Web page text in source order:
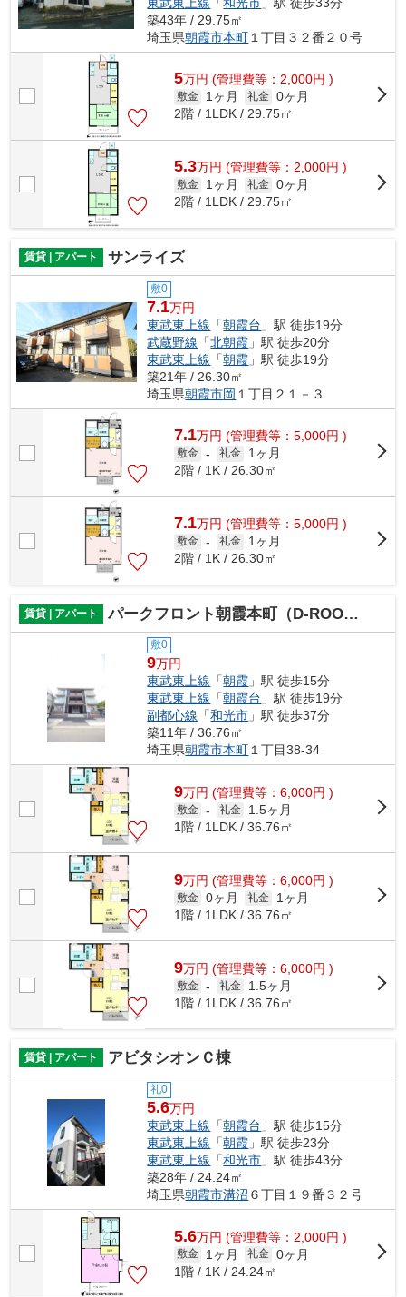
築43年 / 29.75㎡
埼玉県朝霞市本町 １丁目３２番２０号
5万円 (管理費等：2,000円 )
敷金 1ヶ月 礼金 0ヶ月
2階 / 1LDK / 29.75㎡
5.3万円 (管理費等：2,000円 )
敷金 1ヶ月 礼金 0ヶ月
2階 / 1LDK / 29.75㎡
賃貸 | アパート サンライズ
敷0
7.1万円
東武東上線 「朝霞台 」駅 徒歩19分
武蔵野線 「北朝霞 」駅 徒歩20分
東武東上線 「朝霞 」駅 徒歩19分
築21年 / 26.30㎡
埼玉県朝霞市岡 １丁目２１－３
7.1万円 (管理費等：5,000円 )
敷金 - 礼金
1ヶ月
2階 / 1K / 26.30㎡
7.1万円 (管理費等：5,000円 )
敷金 - 礼金
1ヶ月
2階 / 1K / 26.30㎡
賃貸 | アパート パークフロント朝霞本町（D-ROOM）
敷0
9万円
東武東上線 「朝霞 」駅 徒歩15分
東武東上線 「朝霞台 」駅 徒歩19分
副都心線 「和光市 」駅 徒歩37分
築11年 / 36.76㎡
埼玉県朝霞市本町１丁目38-34
9万円 (管理費等：6,000円 )
敷金 - 礼金
1.5ヶ月
1階 / 1LDK / 36.76㎡
9万円 (管理費等：6,000円 )
敷金 0ヶ月 礼金
1ヶ月
1階 / 1LDK / 36.76㎡
9万円 (管理費等：6,000円 )
敷金 - 礼金
1.5ヶ月
1階 / 1LDK / 36.76㎡
賃貸 | アパート アビタシオンＣ棟
礼0
5.6万円
東武東上線 「朝霞台 」駅 徒歩15分
東武東上線 「朝霞 」駅 徒歩23分
東武東上線 「和光市 」駅 徒歩43分
築28年 / 24.24㎡
埼玉県朝霞市溝沼 ６丁目１９番３２号
5.6万円 (管理費等：2,000円 )
敷金 1ヶ月 礼金 0ヶ月
1階 / 1K / 24.24㎡